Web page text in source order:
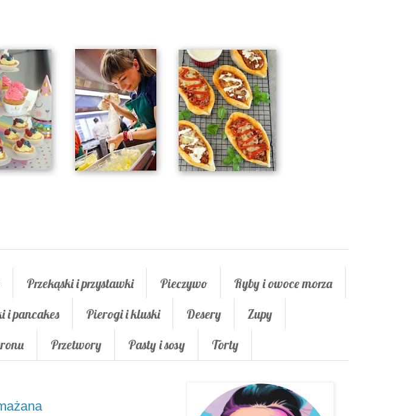
Przekąski i przystawki Pieczywo
Ryby i owoce morza
i pancakes Pierogi i kluski Desery
Zupy
Przetwory Pasty i sosy Torty